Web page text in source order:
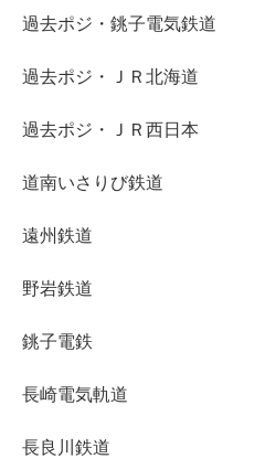
過去ポジ・銚子電気鉄道
過去ポジ・ＪＲ北海道
過去ポジ・ＪＲ西日本
道南いさりび鉄道
遠州鉄道
野岩鉄道
銚子電鉄
長崎電気軌道
長良川鉄道